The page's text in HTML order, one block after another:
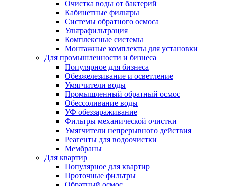
Очистка воды от бактерий
Кабинетные фильтры
Системы обратного осмоса
Ультрафильтрация
Комплексные системы
Монтажные комплекты для установки
Для промышленности и бизнеса
Популярное для бизнеса
Обезжелезивание и осветление
Умягчители воды
Промышленный обратный осмос
Обессоливание воды
УФ обеззараживание
Фильтры механической очистки
Умягчители непрерывного действия
Реагенты для водоочистки
Мембраны
Для квартир
Популярное для квартир
Проточные фильтры